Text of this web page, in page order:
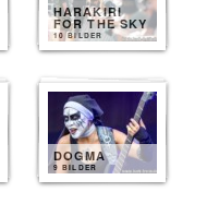
HARAKIRI
FOR THE SKY
10 BILDER
DOGMA
9 BILDER